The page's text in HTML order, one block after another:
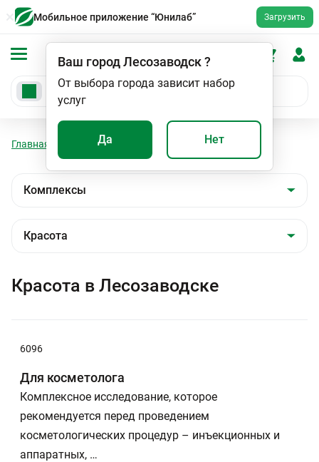
Мобильное приложение “Юнилаб” Загрузить
Ваш городЛесозаводск?
От выбора города зависит набор
услуг
Да Нет
Главная Анализы Красота
Красота в Лесозаводске
6096
Для косметолога
Комплексное исследование, которое
рекомендуется перед проведением
косметологических процедур – инъекционных и
аппаратных, …